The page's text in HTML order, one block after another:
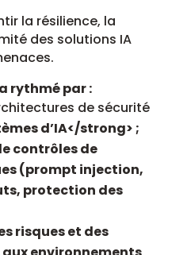
la résilience, la
des solutions IA
rythmé par :
de sécurité
d’IA</strong> ;
contrôles de
(prompt injection,
protection des
risques et des